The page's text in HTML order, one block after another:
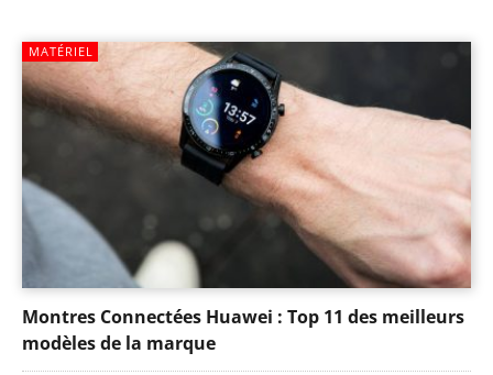
MATÉRIEL
Montres Connectées Huawei : Top 11 des meilleurs
modèles de la marque